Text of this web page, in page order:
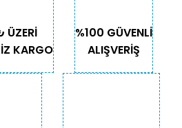
ÜZERİ
KARGO
%100 GÜVENLİ
ALIŞVERİŞ